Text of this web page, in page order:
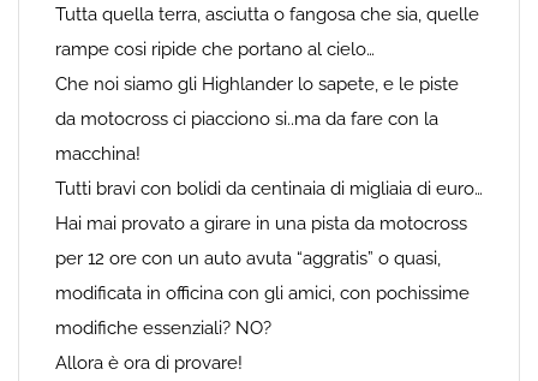
Tutta quella terra, asciutta o fangosa che sia, quelle
rampe cosi ripide che portano al cielo…
Che noi siamo gli Highlander lo sapete, e le piste
da motocross ci piacciono si..ma da fare con la
macchina!
Tutti bravi con bolidi da centinaia di migliaia di euro…
Hai mai provato a girare in una pista da motocross
per 12 ore con un auto avuta “aggratis” o quasi,
modificata in officina con gli amici, con pochissime
modifiche essenziali? NO?
Allora è ora di provare!